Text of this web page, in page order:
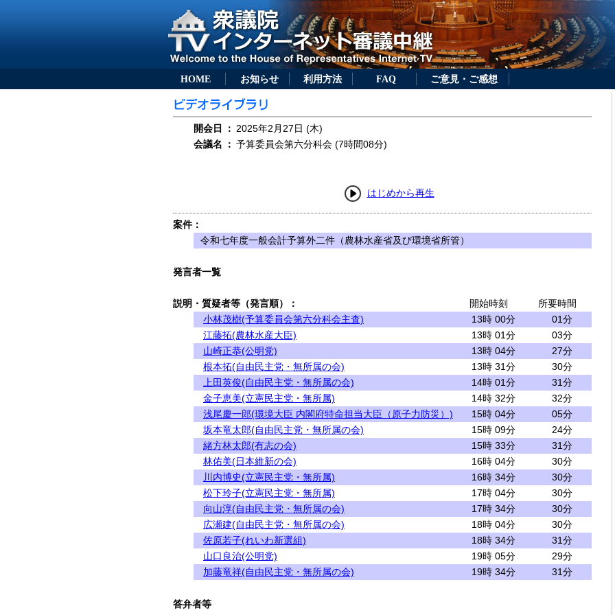
HOME お知らせ 利用方法 FAQ ご意見・ご感想
開会日 ： 2025年2月27日 (木)
会議名
： 予算委員会第六分科会 (7時間08分)
はじめから再生
案件：
令和七年度一般会計予算外二件（農林水産省及び環境省所管）
発言者一覧
説明・質疑者等（発言順）： 開始時刻
所要時間
小林茂樹(予算委員会第六分科会主査)
13時 00分
01分
江藤拓(農林水産大臣)
13時 01分
03分
山崎正恭(公明党)
13時 04分
27分
根本拓(自由民主党・無所属の会)
13時 31分
30分
上田英俊(自由民主党・無所属の会)
14時 01分
31分
金子恵美(立憲民主党・無所属)
14時 32分
32分
浅尾慶一郎(環境大臣 内閣府特命担当大臣（原子力防災）)
15時 04分
05分
坂本竜太郎(自由民主党・無所属の会)
15時 09分
24分
緒方林太郎(有志の会)
15時 33分
31分
林佑美(日本維新の会)
16時 04分
30分
川内博史(立憲民主党・無所属)
16時 34分
30分
松下玲子(立憲民主党・無所属)
17時 04分
30分
向山淳(自由民主党・無所属の会)
17時 34分
30分
広瀬建(自由民主党・無所属の会)
18時 04分
30分
佐原若子(れいわ新選組)
18時 34分
31分
山口良治(公明党)
19時 05分
29分
加藤竜祥(自由民主党・無所属の会)
19時 34分 31分
答弁者等